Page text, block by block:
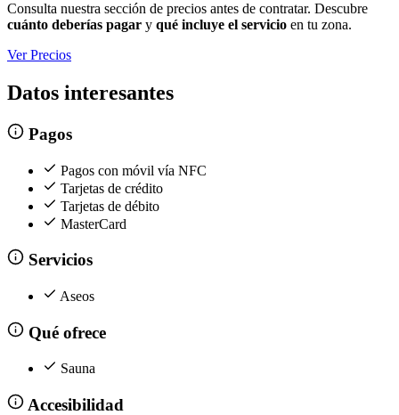
Consulta nuestra sección de precios antes de contratar. Descubre
cuánto deberías pagar y qué incluye el servicio en tu zona.
Ver Precios
Datos interesantes
Pagos
Pagos con móvil vía NFC
Tarjetas de crédito
Tarjetas de débito
MasterCard
Servicios
Aseos
Qué ofrece
Sauna
Accesibilidad